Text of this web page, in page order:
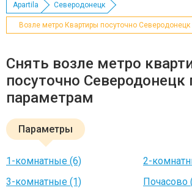
Apartila Северодонецк
Возле метро Квартиры посуточно Северодонецк
Снять возле метро
посуточно Северодонецк
параметрам
Параметры
1-комнатные (6)
2-
3-комнатные (1)
Почасово